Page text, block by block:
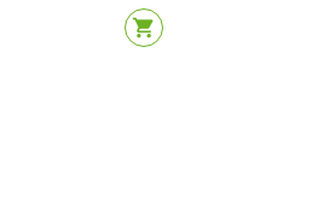
shopping_cart